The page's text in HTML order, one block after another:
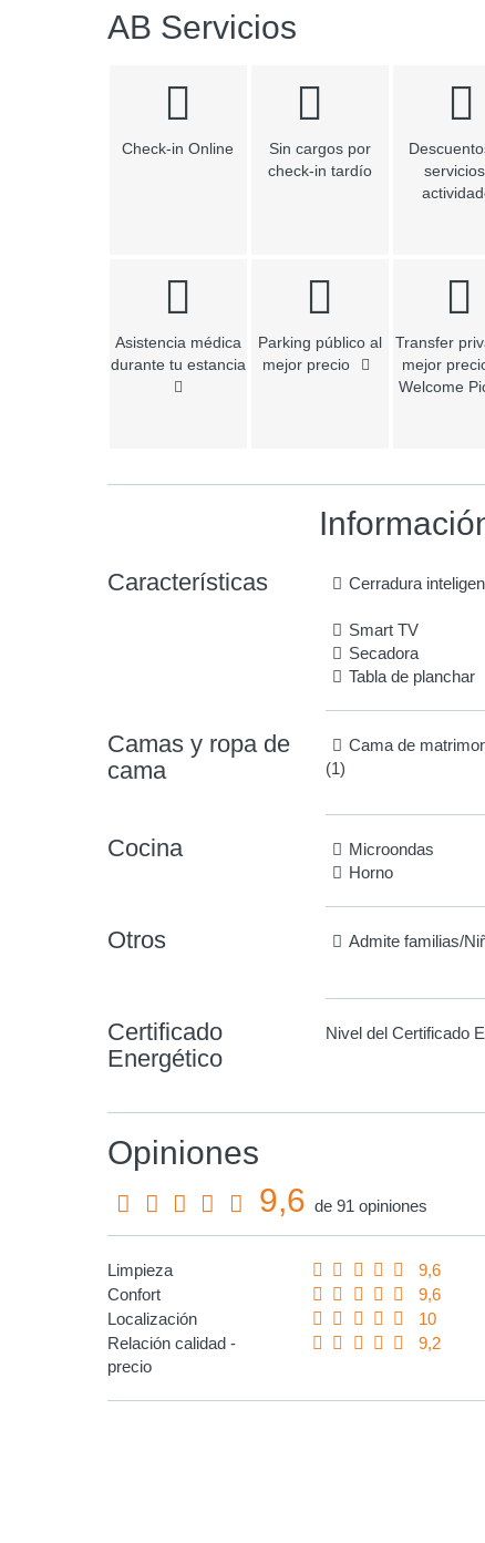
AB Servicios
Check-in Online
Sin cargos por
check-in tardío
Asistencia médica
durante tu estancia
Parking público al
mejor precio
Transfer
mejor
Welcome
Características Cerradura
Smart TV
Secadora
Tabla de planchar
Camas y ropa de
cama
Cama de
(1)
Cocina Microondas
Horno
Otros Admite familias/
Certificado
Energético
Nivel del Certificado
Opiniones
9,6 de 91 opiniones
Limpieza
9,6
Confort
9,6
Localización
10
Relación calidad -
precio
9,2